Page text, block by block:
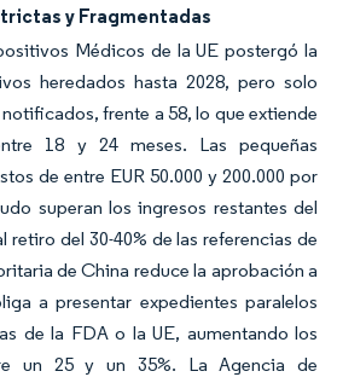
y Fragmentadas
Médicos de la UE postergó la
heredados hasta 2028, pero solo
frente a 58, lo que extiende
18 y 24 meses. Las pequeñas
de entre EUR 50.000 y 200.000 por
superan los ingresos restantes del
retiro del 30-40% de las referencias de
de China reduce la aprobación a
a presentar expedientes paralelos
de la FDA o la UE, aumentando los
un 25 y un 35%. La Agencia de